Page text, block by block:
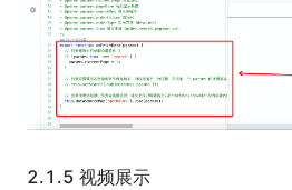
2.1.5 视频展示